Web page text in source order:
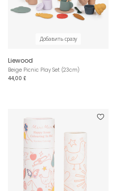
Добавить сразу
Liewood
Beige Picnic Play Set (23cm)
44,00 £